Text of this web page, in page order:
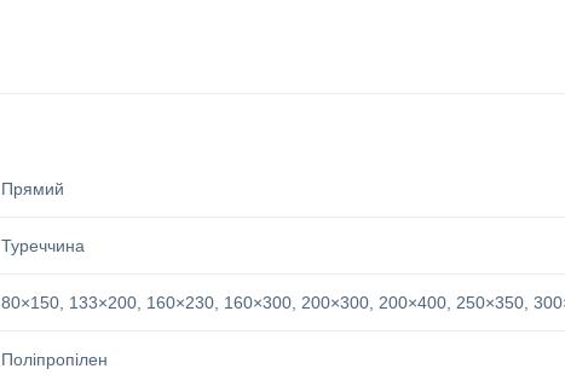
Прямий
Туреччина
80×150 133×200 160×230 160×300 200×300 200×400 250×350 ,
Поліпропілен